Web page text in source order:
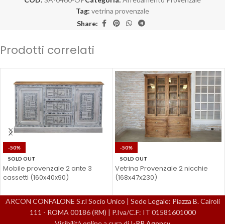
Tag: vetrina provenzale
Share:
Prodotti correlati
-50%
SOLD OUT
Mobile provenzale 2 ante 3
cassetti (160x40x90)
-50%
SOLD OUT
Vetrina Provenzale 2 nicchie
(168x47x230)
ARCON CONFALONE S.r.l Socio Unico | Sede Legale: Piazza B. Cairoli
111 - ROMA 00186 (RM) | P.Iva/C.F: IT 01581601000